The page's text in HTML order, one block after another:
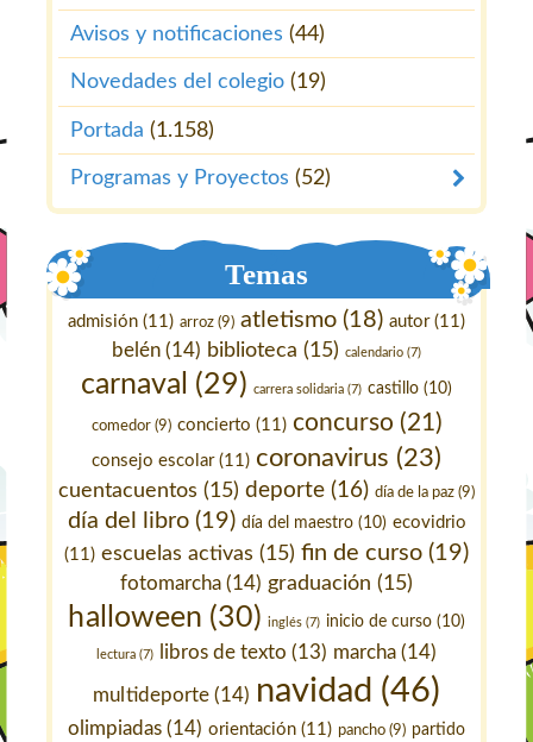
Avisos y notificaciones (44)
Novedades del colegio (19)
Portada (1.158)
Programas y Proyectos (52)
Temas
admisión (11) arroz (9) atletismo (18) autor(11)
belén (14) biblioteca (15) calendario (7)
carnaval (29) carrera solidaria (7) castillo (10)
comedor(9) concierto (11) concurso (21)
consejo escolar(11) coronavirus (23)
cuentacuentos (15) deporte (16) día de la paz (9)
día del libro(19) día del maestro(10) ecovidrio
(11) escuelas activas (15) fin de curso (19)
fotomarcha (14) graduación (15)
halloween (30) inglés(7) inicio de curso(10)
lectura (7) libros de texto (13) marcha (14)
multideporte(14) navidad (46)
olimpiadas (14) orientación (11) pancho (9) partido